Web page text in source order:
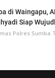
di Waingapu,
Siap
Polres Sumba